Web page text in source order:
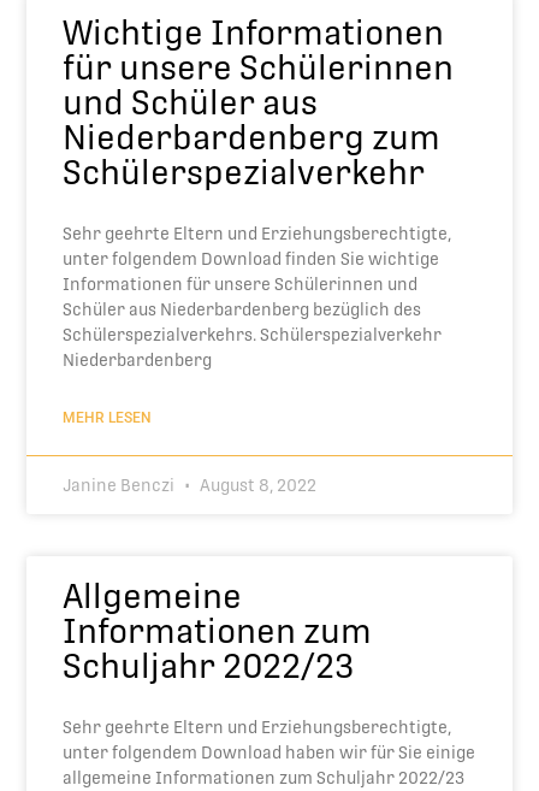
Wichtige Informationen
für unsere Schülerinnen
und Schüler aus
Niederbardenberg zum
Schülerspezialverkehr
Sehr geehrte Eltern und Erziehungsberechtigte,
unter folgendem Download finden Sie wichtige
Informationen für unsere Schülerinnen und
Schüler aus Niederbardenberg bezüglich des
Schülerspezialverkehrs. Schülerspezialverkehr
Niederbardenberg
MEHR LESEN
Janine Benczi August 8, 2022
Allgemeine
Informationen zum
Schuljahr 2022/23
Sehr geehrte Eltern und Erziehungsberechtigte,
unter folgendem Download haben wir für Sie einige
allgemeine Informationen zum Schuljahr 2022/23